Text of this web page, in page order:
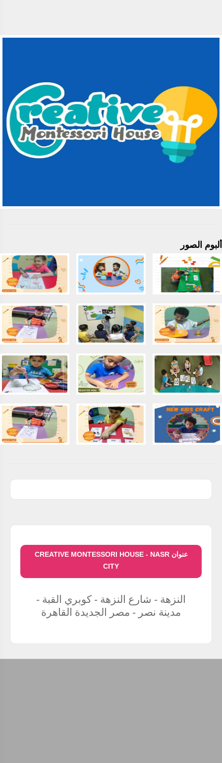
ألبوم الصور
عنوان CREATIVE MONTESSORI HOUSE - NASR
CITY
النزهة - شارع النزهة - كوبري القبة -
مدينة نصر - مصر الجديدة القاهرة